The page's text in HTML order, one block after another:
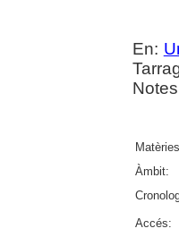
En:
Àmbit:
Accés: